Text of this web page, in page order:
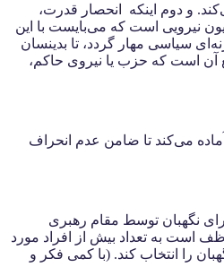
و دوم اینکه انحصار قدرت،
نیرویی است که می‌بایست با این
سیاسی مهار گردد، تا بدینسان
آن است که حزب یا نیروی حاکم،
می‌کند تا ضامن عدم انحراف
حقوقدان است. مطابق اصل ۹۱ قانون اساسی فقهای شورای نگهبان توسط مقام رهبری
است به تعداد بیش از افراد مورد
را انتخاب کند. (با کمی فکر و